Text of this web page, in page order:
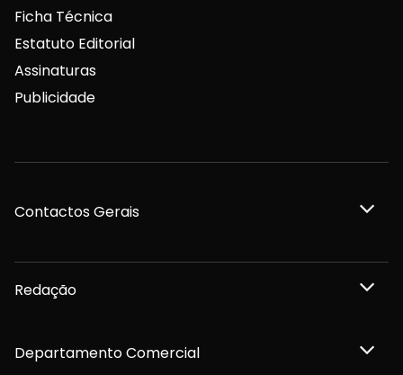
Ficha Técnica
Estatuto Editorial
Assinaturas
Publicidade
Contactos Gerais
Redação
Departamento Comercial